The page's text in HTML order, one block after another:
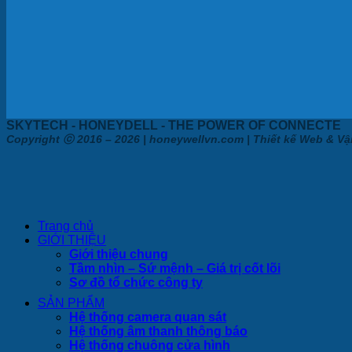
SKYTECH - HONEYDELL - THE POWER OF CONNECTE
Copyright ⓒ 2016 – 2026 | honeywellvn.com | Thiết kế Web &
Trang chủ
GIỚI THIỆU
Giới thiệu chung
Tầm nhìn – Sứ mệnh – Giá trị cốt lõi
Sơ đồ tổ chức công ty
SẢN PHẨM
Hệ thống camera quan sát
Hệ thống âm thanh thông báo
Hệ thống chuông cửa hình